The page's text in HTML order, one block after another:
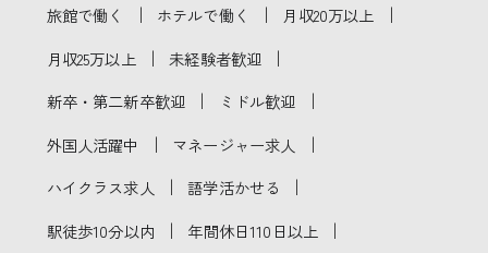
旅館で働く ｜ ホテルで働く ｜ 月収20万以上 ｜
月収25万以上 ｜ 未経験者歓迎 ｜
新卒・第二新卒歓迎 ｜ ミドル歓迎 ｜
外国人活躍中 ｜ マネージャー求人 ｜
ハイクラス求人 ｜ 語学活かせる ｜
駅徒歩10分以内 ｜ 年間休日110日以上 ｜